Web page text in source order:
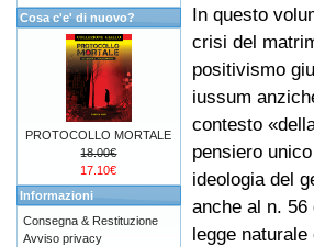
In questo
crisi del
positivismo
iussum
contesto
pensiero
ideologia del
anche al n.
legge
Cosa c'e' di nuovo?
PROTOCOLLO MORTALE
18.00€
17.10€
Informazioni
Consegna & Restituzione
Avviso privacy